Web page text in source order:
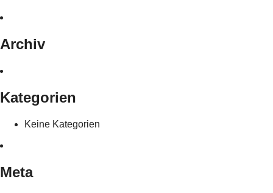
Archiv
Kategorien
Keine Kategorien
Meta